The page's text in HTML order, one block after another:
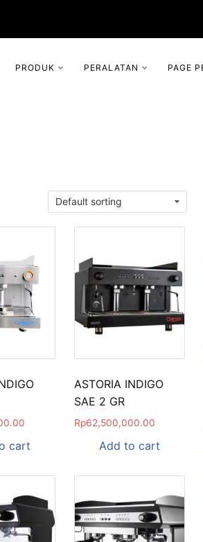
PRODUK PERALATAN PAGE
cart
ASTORIA INDIGO
SAE 2 GR
Rp62,500,000.00
Add to cart